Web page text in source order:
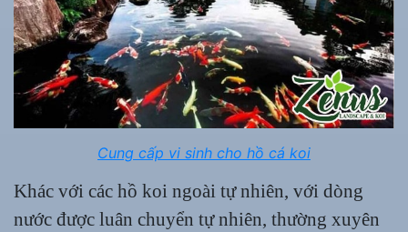
Cung cấp vi sinh cho hồ cá koi
Khác với các hồ koi ngoài tự nhiên, với dòng
nước được luân chuyển tự nhiên, thường xuyên